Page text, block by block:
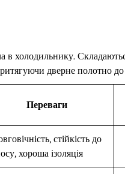
дверне полотно
Переваги
стійкість до
хороша ізоляція